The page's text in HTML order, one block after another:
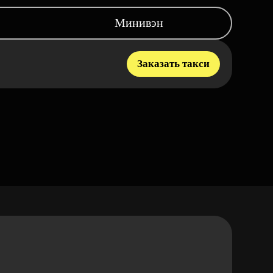
Минивэн
Заказать такси